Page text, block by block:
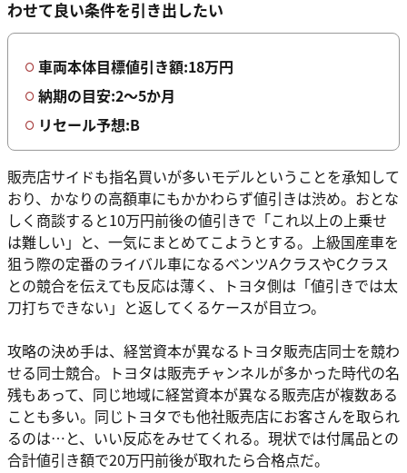
わせて良い条件を引き出したい
車両本体目標値引き額:18万円
納期の目安:2〜5か月
リセール予想:B
販売店サイドも指名買いが多いモデルということを承知して
おり、かなりの高額車にもかかわらず値引きは渋め。おとな
しく商談すると10万円前後の値引きで「これ以上の上乗せ
は難しい」と、一気にまとめてこようとする。上級国産車を
狙う際の定番のライバル車になるベンツAクラスやCクラス
との競合を伝えても反応は薄く、トヨタ側は「値引きでは太
刀打ちできない」と返してくるケースが目立つ。
攻略の決め手は、経営資本が異なるトヨタ販売店同士を競わ
せる同士競合。トヨタは販売チャンネルが多かった時代の名
残もあって、同じ地域に経営資本が異なる販売店が複数ある
ことも多い。同じトヨタでも他社販売店にお客さんを取られ
るのは…と、いい反応をみせてくれる。現状では付属品との
合計値引き額で20万円前後が取れたら合格点だ。